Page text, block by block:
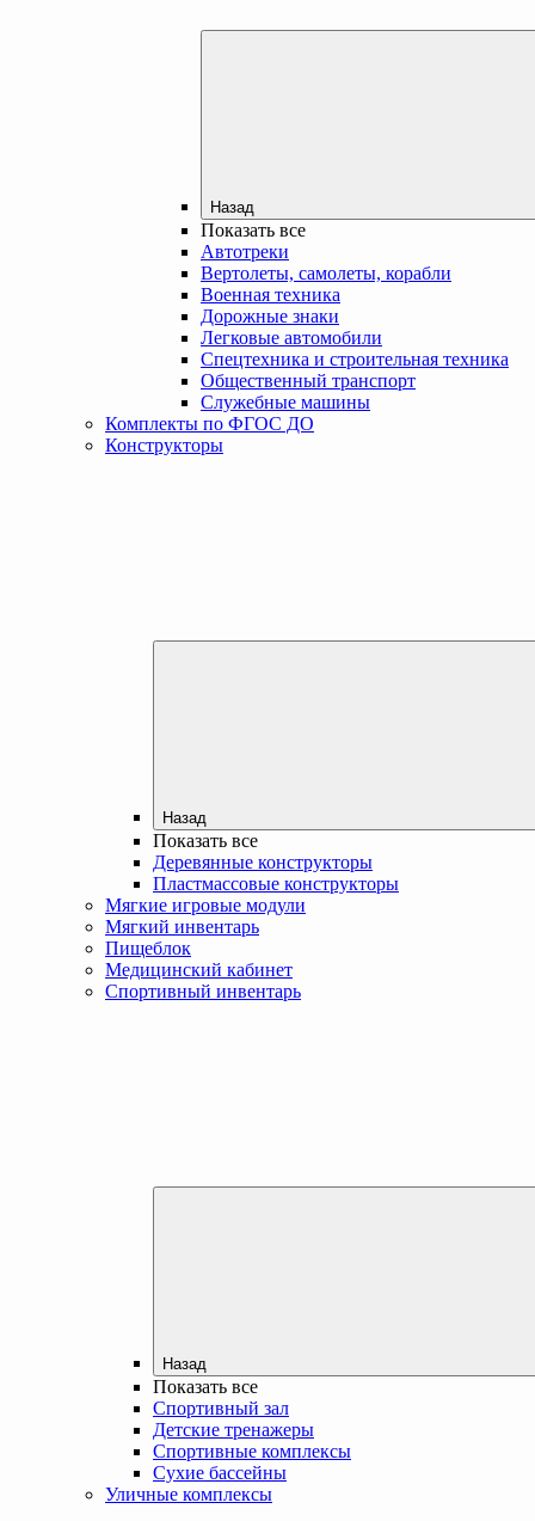
Назад
Показать все
Автотреки
Вертолеты, самолеты, корабли
Военная техника
Дорожные знаки
Легковые автомобили
Спецтехника и строительная техника
Общественный транспорт
Служебные машины
Комплекты по ФГОС ДО
Конструкторы
Назад
Показать все
Деревянные конструкторы
Пластмассовые конструкторы
Мягкие игровые модули
Мягкий инвентарь
Пищеблок
Медицинский кабинет
Спортивный инвентарь
Назад
Показать все
Спортивный зал
Детские тренажеры
Спортивные комплексы
Сухие бассейны
Уличные комплексы